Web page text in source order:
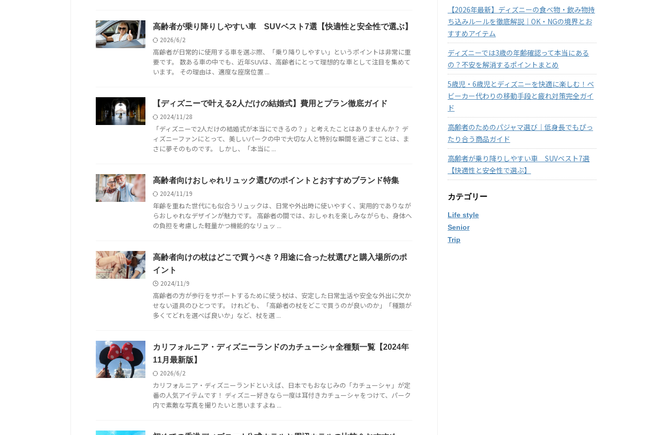
高齢者が乗り降りしやすい車 SUVベスト7選【快適性と安全性で選ぶ】
2026/6/2
高齢者が日常的に使用する車を選ぶ際、「乗り降りしやすい」というポイントは非常に重
要です。 数ある車の中でも、近年SUVは、高齢者にとって理想的な車として注目を集めて
います。 その理由は、適度な座席位置 ...
【ディズニーで叶える2人だけの結婚式】費用とプラン徹底ガイド
2024/11/28
「ディズニーで2人だけの結婚式が本当にできるの？」と考えたことはありませんか？ デ
ィズニーファンにとって、美しいパークの中で大切な人と特別な瞬間を過ごすことは、ま
さに夢そのものです。 しかし、「本当に ...
高齢者向けおしゃれリュック選びのポイントとおすすめブランド特集
2024/11/19
年齢を重ねた世代にも似合うリュックは、日常や外出時に使いやすく、実用的でありなが
らおしゃれなデザインが魅力です。 高齢者の間では、おしゃれを楽しみながらも、身体へ
の負担を考慮した軽量かつ機能的なリュッ ...
高齢者向けの杖はどこで買うべき？用途に合った杖選びと購入場所のポ
イント
2024/11/9
高齢者の方が歩行をサポートするために使う杖は、安定した日常生活や安全な外出に欠か
せない道具のひとつです。 けれども、「高齢者の杖をどこで買うのが良いのか」「種類が
多くてどれを選べば良いか」など、杖を選 ...
カリフォルニア・ディズニーランドのカチューシャ全種類一覧【2024年
11月最新版】
2026/6/2
カリフォルニア・ディズニーランドといえば、日本でもおなじみの「カチューシャ」が定
番の人気アイテムです！ ディズニー好きなら一度は耳付きカチューシャをつけて、パーク
内で素敵な写真を撮りたいと思いますよね ...
【2026年最新】ディズニーの食べ物・飲み物持
ち込みルールを徹底解説｜OK・NGの境界とお
すすめアイテム
ディズニーでは3歳の年齢確認って本当にある
の？不安を解消するポイントまとめ
5歳児・6歳児とディズニーを快適に楽しむ！ベ
ビーカー代わりの移動手段と疲れ対策完全ガイ
ド
高齢者のためのパジャマ選び｜低身長でもぴっ
たり合う商品ガイド
高齢者が乗り降りしやすい車 SUVベスト7選
【快適性と安全性で選ぶ】
カテゴリー
Life style
Senior
Trip